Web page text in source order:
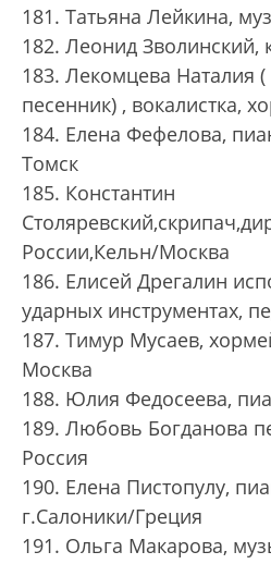
181. Татьяна Лейкина,
182. Леонид Зволинский,
183. Лекомцева Наталия
песенник) , вокалистка,
184. Елена Фефелова,
Томск
185. Константин
России,Кельн/Москва
186. Елисей Дрегалин
ударных инструментах,
187. Тимур Мусаев,
Москва
188. Юлия Федосеева,
189. Любовь Богданова
Россия
190. Елена Пистопулу,
г.Салоники/Греция
191. Ольга Макарова,